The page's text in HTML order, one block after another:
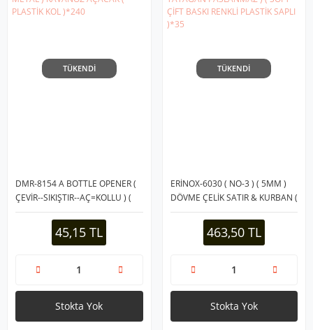
TÜKENDİ
DMR-8154 A BOTTLE OPENER (
ÇEVİR--SIKIŞTIR--AÇ=KOLLU ) (
METAL ) KAVANOZ AÇACAK (
PLASTİK KOL )*240
45,15 TL
Stokta Yok
TÜKENDİ
ERİNOX-6030 ( NO-3 ) ( 5MM )
DÖVME ÇELİK SATIR & KURBAN (
YATAĞAN PASLANMAZ ) ( SOFT
ÇİFT BASKI RENKLİ PLASTİK
SAPLI )*35463,50 TL
Stokta Yok